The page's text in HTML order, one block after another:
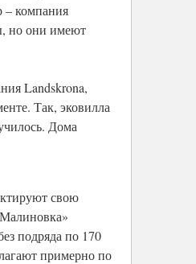
– компания
но они имеют
Landskrona,
Так, эковилла
Дома
свою
подряда по 170
примерно по